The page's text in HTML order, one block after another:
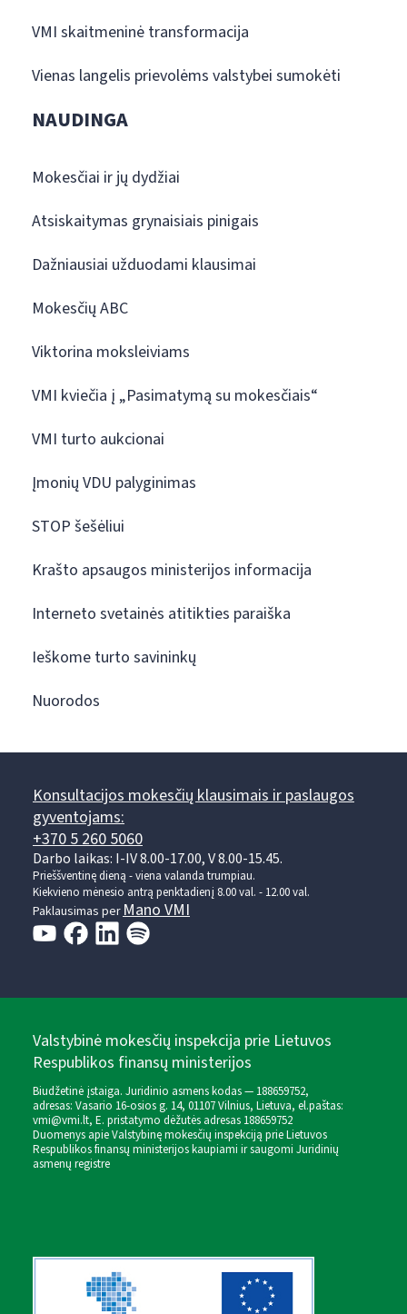
VMI skaitmeninė transformacija
Vienas langelis prievolėms valstybei sumokėti
NAUDINGA
Mokesčiai ir jų dydžiai
Atsiskaitymas grynaisiais pinigais
Dažniausiai užduodami klausimai
Mokesčių ABC
Viktorina moksleiviams
VMI kviečia į „Pasimatymą su mokesčiais“
VMI turto aukcionai
Įmonių VDU palyginimas
STOP šešėliui
Krašto apsaugos ministerijos informacija
Interneto svetainės atitikties paraiška
Ieškome turto savininkų
Nuorodos
Konsultacijos mokesčių klausimais ir paslaugos
gyventojams:
+370 5 260 5060
Darbo laikas: I-IV 8.00-17.00, V 8.00-15.45.
Prieššventinę dieną - viena valanda trumpiau.
Kiekvieno mėnesio antrą penktadienį 8.00 val. - 12.00 val.
Paklausimas perMano VMI
Valstybinė mokesčių inspekcija prie Lietuvos
Respublikos finansų ministerijos
Biudžetinė įstaiga. Juridinio asmens kodas — 188659752,
adresas: Vasario 16-osios g. 14, 01107 Vilnius, Lietuva, el.paštas:
vmi@vmi.lt, E. pristatymo dėžutės adresas 188659752
Duomenys apie Valstybinę mokesčių inspekciją prie Lietuvos
Respublikos finansų ministerijos kaupiami ir saugomi Juridinių
asmenų registre